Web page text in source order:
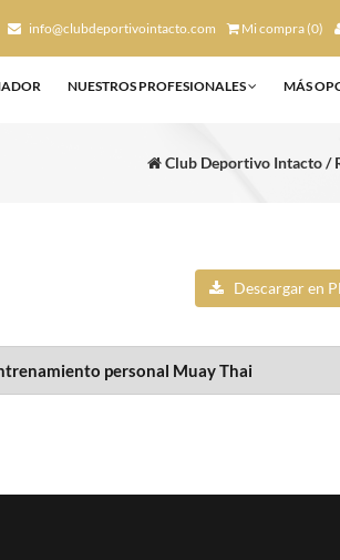
info@clubdeportivointacto.com Mi compra (0)
NUESTROS PROFESIONALES MÁS
Club Deportivo Intacto /
Descargar en